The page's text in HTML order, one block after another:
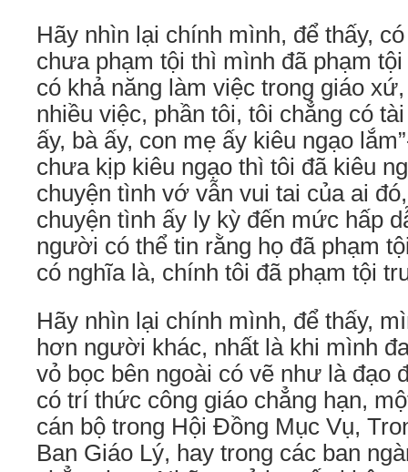
Hãy nhìn lại chính mình, để thấy,
chưa phạm tội thì mình đã phạm
có khả năng làm việc trong giáo
nhiều việc, phần tôi, tôi chẳng có
ấy, bà ấy, con mẹ ấy kiêu ngạo
chưa kịp kiêu ngạo thì tôi đã kiêu
chuyện tình vớ vẫn vui tai của ai
chuyện tình ấy ly kỳ đến mức hấp
người có thể tin rằng họ đã phạm
có nghĩa là, chính tôi đã phạm tội
Hãy nhìn lại chính mình, để thấy,
hơn người khác, nhất là khi mình
vỏ bọc bên ngoài có vẽ như là đạo
có trí thức công giáo chẳng hạn,
cán bộ trong Hội Đồng Mục Vụ,
Ban Giáo Lý, hay trong các ban